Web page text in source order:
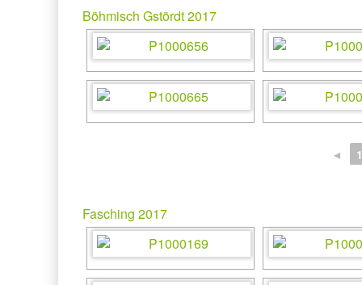
Böhmisch Gstördt 2017
◄ 1
Fasching 2017